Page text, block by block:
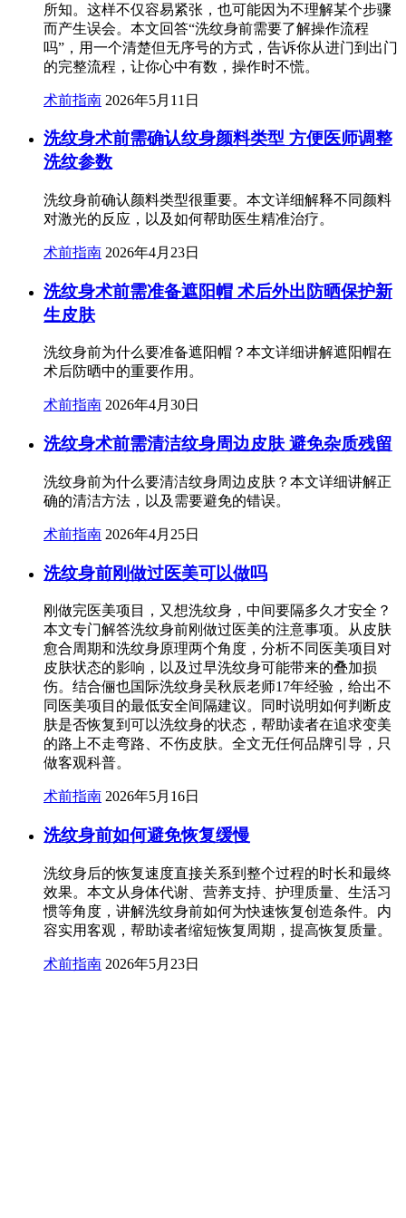
所知。这样不仅容易紧张，也可能因为不理解某个步骤
而产生误会。本文回答“洗纹身前需要了解操作流程
吗”，用一个清楚但无序号的方式，告诉你从进门到出门
的完整流程，让你心中有数，操作时不慌。
术前指南 2026年5月11日
洗纹身术前需确认纹身颜料类型 方便医师调整
洗纹参数
洗纹身前确认颜料类型很重要。本文详细解释不同颜料
对激光的反应，以及如何帮助医生精准治疗。
术前指南 2026年4月23日
洗纹身术前需准备遮阳帽 术后外出防晒保护新
生皮肤
洗纹身前为什么要准备遮阳帽？本文详细讲解遮阳帽在
术后防晒中的重要作用。
术前指南 2026年4月30日
洗纹身术前需清洁纹身周边皮肤 避免杂质残留
洗纹身前为什么要清洁纹身周边皮肤？本文详细讲解正
确的清洁方法，以及需要避免的错误。
术前指南 2026年4月25日
洗纹身前刚做过医美可以做吗
刚做完医美项目，又想洗纹身，中间要隔多久才安全？
本文专门解答洗纹身前刚做过医美的注意事项。从皮肤
愈合周期和洗纹身原理两个角度，分析不同医美项目对
皮肤状态的影响，以及过早洗纹身可能带来的叠加损
伤。结合俪也国际洗纹身吴秋辰老师17年经验，给出不
同医美项目的最低安全间隔建议。同时说明如何判断皮
肤是否恢复到可以洗纹身的状态，帮助读者在追求变美
的路上不走弯路、不伤皮肤。全文无任何品牌引导，只
做客观科普。
术前指南 2026年5月16日
洗纹身前如何避免恢复缓慢
洗纹身后的恢复速度直接关系到整个过程的时长和最终
效果。本文从身体代谢、营养支持、护理质量、生活习
惯等角度，讲解洗纹身前如何为快速恢复创造条件。内
容实用客观，帮助读者缩短恢复周期，提高恢复质量。
术前指南 2026年5月23日